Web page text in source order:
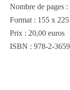
Nombre de pages :
Format : 155 x 225
Prix : 20,00 euros
ISBN : 978-2-